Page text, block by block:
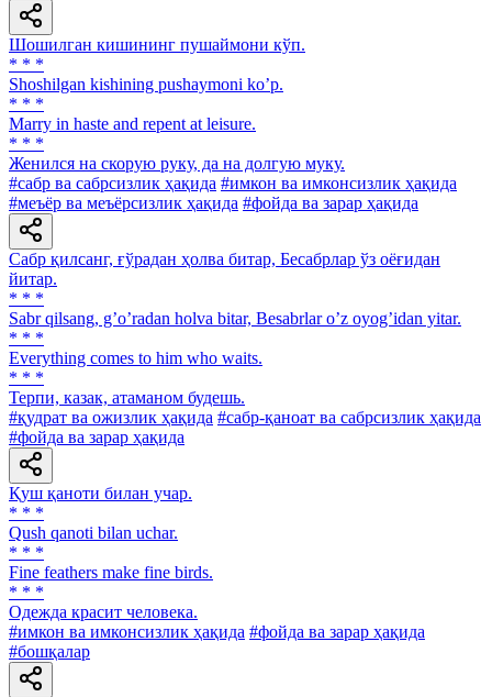
Шошилган кишининг пушаймони кўп.
* * *
Shoshilgan kishining pushaymoni koʼp.
* * *
Marry in haste and repent at leisure.
* * *
Женился на скорую руку, да на долгую муку.
#сабр ва сабрсизлик ҳақида #имкон ва имконсизлик ҳақида
#меъёр ва меъёрсизлик ҳақида #фойда ва зарар ҳақида
Сабр қилсанг, ғўрадан ҳолва битар, Бесабрлар ўз оёғидан
йитар.
* * *
Sabr qilsang, gʼoʼradan holva bitar, Besabrlar oʼz oyogʼidan yitar.
* * *
Everything comes to him who waits.
* * *
Терпи, казак, атаманом будешь.
#қудрат ва ожизлик ҳақида #сабр-қаноат ва сабрсизлик ҳақида
#фойда ва зарар ҳақида
Қуш қаноти билан учар.
* * *
Qush qanoti bilan uchar.
* * *
Fine feathers make fine birds.
* * *
Одежда красит человека.
#имкон ва имконсизлик ҳақида #фойда ва зарар ҳақида
#бошқалар